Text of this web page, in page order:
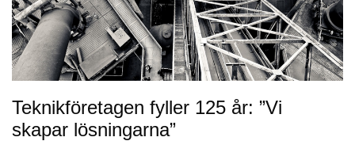
Teknikföretagen fyller 125 år: ”Vi
skapar lösningarna”